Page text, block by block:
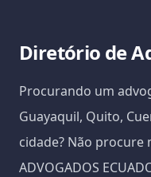
Diretório de
Procurando um
Guayaquil, Quito,
cidade? Não procure
ADVOGADOS